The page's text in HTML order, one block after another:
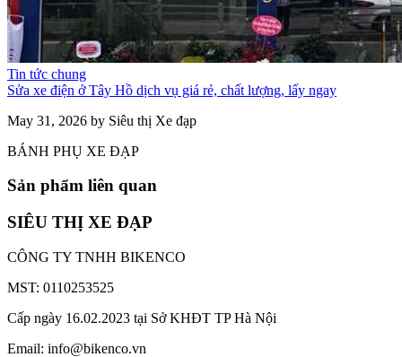
Tin tức chung
Sửa xe điện ở Tây Hồ dịch vụ giá rẻ, chất lượng, lấy ngay
May 31, 2026 by Siêu thị Xe đạp
BÁNH PHỤ XE ĐẠP
Sản phẩm liên quan
SIÊU THỊ XE ĐẠP
CÔNG TY TNHH BIKENCO
MST: 0110253525
Cấp ngày 16.02.2023 tại Sở KHĐT TP Hà Nội
Email: info@bikenco.vn